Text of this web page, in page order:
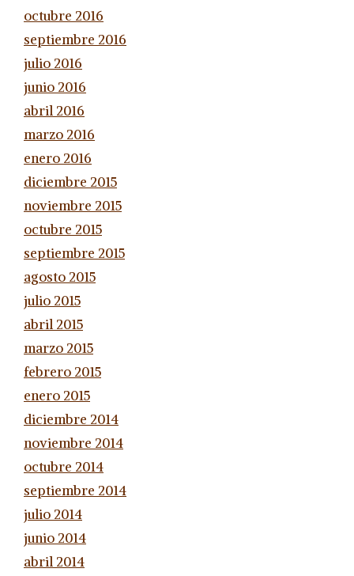
octubre 2016
septiembre 2016
julio 2016
junio 2016
abril 2016
marzo 2016
enero 2016
diciembre 2015
noviembre 2015
octubre 2015
septiembre 2015
agosto 2015
julio 2015
abril 2015
marzo 2015
febrero 2015
enero 2015
diciembre 2014
noviembre 2014
octubre 2014
septiembre 2014
julio 2014
junio 2014
abril 2014